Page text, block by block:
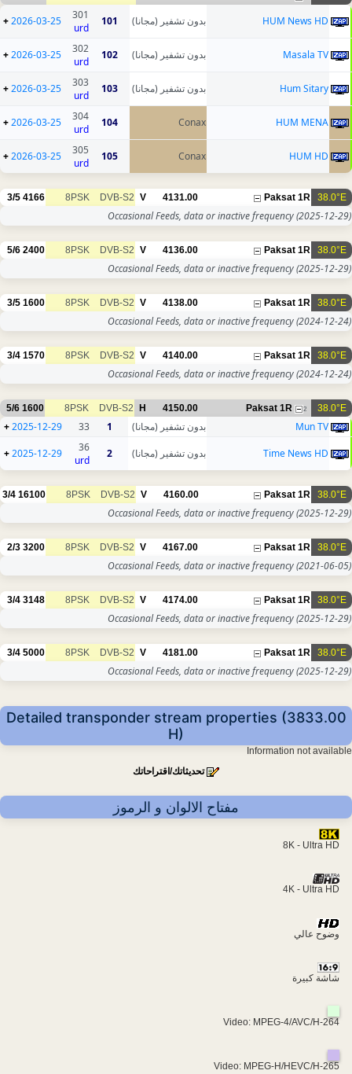
HUM News HD بدون تشفير (مجانا) 101
301
urd
2026-03-25
+
Masala TV بدون تشفير (مجانا) 102
302
urd
2026-03-25
+
Hum Sitary بدون تشفير (مجانا) 103
303
urd
2026-03-25
+
HUM MENA
Conax
104
304
urd
2026-03-25
+
HUM HD
Conax
105
305
urd
2026-03-25
+
38.0°E
Paksat 1R
4131.00
V
DVB-S2
8PSK
4166
3/5
Occasional Feeds, data or inactive frequency(2025-12-29)
38.0°E
Paksat 1R
4136.00
V
DVB-S2
8PSK
2400
5/6
Occasional Feeds, data or inactive frequency(2025-12-29)
38.0°E
Paksat 1R
4138.00
V
DVB-S2
8PSK
1600
3/5
Occasional Feeds, data or inactive frequency(2024-12-24)
38.0°E
Paksat 1R
4140.00
V
DVB-S2
8PSK
1570
3/4
Occasional Feeds, data or inactive frequency(2024-12-24)
38.0°E
Paksat 1R 2
4150.00
H
DVB-S2
8PSK
1600
5/6
Mun TV بدون تشفير (مجانا) 1
33
2025-12-29
+
Time News HD
بدون تشفير (مجانا) 2
36
urd
2025-12-29
+
38.0°E
Paksat 1R
4160.00
V
DVB-S2
8PSK
16100
3/4
Occasional Feeds, data or inactive frequency(2025-12-29)
38.0°E
Paksat 1R
4167.00
V
DVB-S2
8PSK
3200
2/3
Occasional Feeds, data or inactive frequency(2021-06-05)
38.0°E
Paksat 1R
4174.00
V
DVB-S2
8PSK
3148
3/4
Occasional Feeds, data or inactive frequency(2025-12-29)
38.0°E
Paksat 1R
4181.00
V
DVB-S2
8PSK
5000
3/4
Occasional Feeds, data or inactive frequency(2025-12-29)
Detailed transponder stream properties (3833.00
H)
Information not available
تحديثاتك/اقتراحاتك
مفتاح الالوان و الرموز
8K - Ultra HD
4K - Ultra HD
وضوح عالي
شاشة كبيرة
Video: MPEG-4/AVC/H-264
Video: MPEG-H/HEVC/H-265